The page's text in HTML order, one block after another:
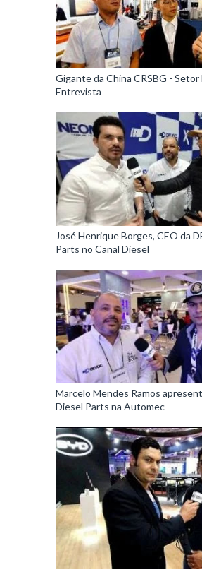
Gigante da China CRSBG - Setor
Entrevista
José Henrique Borges, CEO da
Parts no Canal Diesel
Marcelo Mendes Ramos
Diesel Parts na Automec